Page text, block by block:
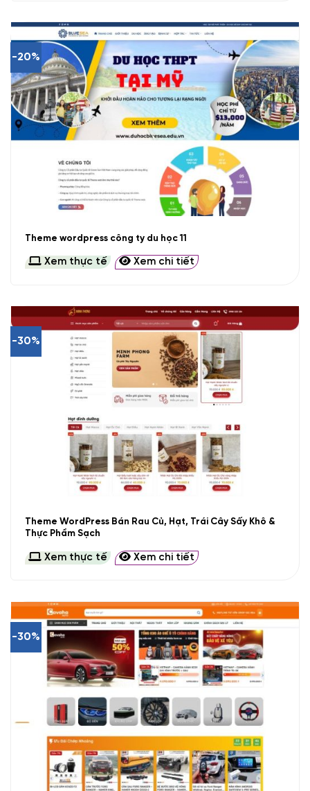
-20%
Theme wordpress công ty du học 11
Xem thực tế Xem chi tiết
-30%
Theme WordPress Bán Rau Củ, Hạt, Trái Cây Sấy Khô &
Thực Phẩm Sạch
Xem thực tế Xem chi tiết
-30%